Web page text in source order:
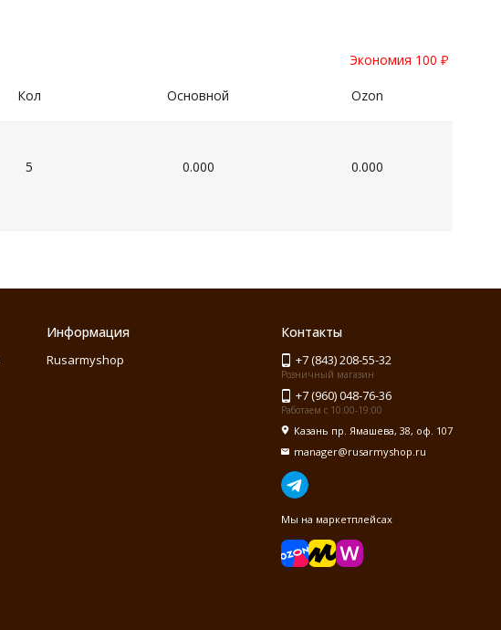
Экономия 100 ₽
Кол Основной Ozon
5 0.000 0.000
Информация
Rusarmyshop
Контакты
+7 (843) 208-55-32
Розничный магазин
+7 (960) 048-76-36
Работаем с 10:00-19:00
Казань пр. Ямашева, 38, оф. 107
manager@rusarmyshop.ru
Мы на маркетплейсах